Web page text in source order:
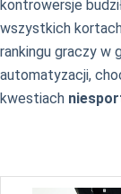
kontrowersje
wszystkich
rankingu graczy w
automatyzacji,
kwestiach